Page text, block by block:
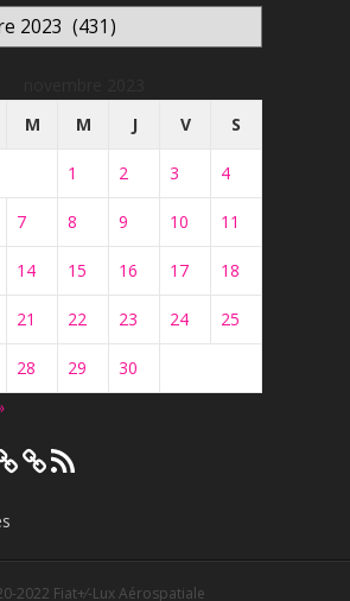
M M J V S
1 2 3 4
7 8 9 10 11
14 15 16 17 18
21 22 23 24 25
28 29
30
Flux
RSS
2022 Fiat+⁄-Lux Aérospatiale